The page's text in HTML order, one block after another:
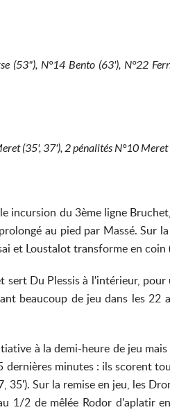
(53"), N°14 Bento (63'), N°22
(35', 37'), 2 pénalités N°10
incursion du 3ème ligne
au pied par Massé. Sur
et Loustalot transforme en coin
Du Plessis à l'intérieur,
beaucoup de jeu dans les 22
à la demi-heure de jeu
minutes : ils scorent
35'). Sur la remise en jeu, les
2 de mêlée Rodor d'aplatir